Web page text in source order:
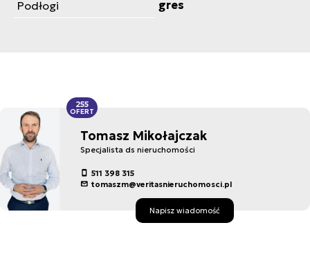
Podłogi
gres
Tomasz Mikołajczak
Specjalista ds nieruchomości
511 398 315
tomaszm@veritasnieruchomosci.pl
Napisz wiadomość
255
OFERT